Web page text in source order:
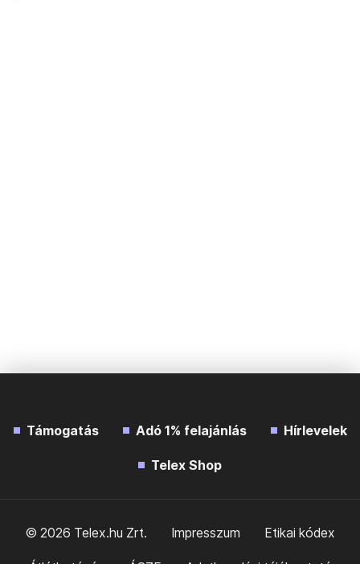
Támogatás Adó 1% felajánlás Hírlevelek
Telex Shop
© 2026 Telex.hu Zrt. Impresszum Etikai kódex